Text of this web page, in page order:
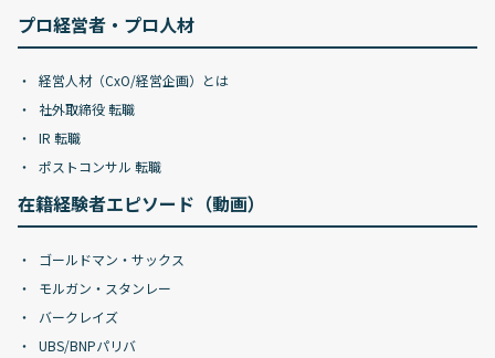
プロ経営者・プロ人材
経営人材（CxO/経営企画）とは
社外取締役 転職
IR 転職
ポストコンサル 転職
在籍経験者エピソード（動画）
ゴールドマン・サックス
モルガン・スタンレー
バークレイズ
UBS/BNPパリバ